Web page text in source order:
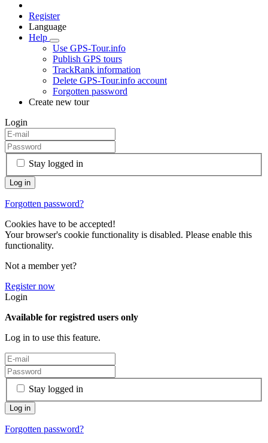
Register
Language
Help
Use GPS-Tour.info
Publish GPS tours
TrackRank information
Delete GPS-Tour.info account
Forgotten password
Create new tour
Login
Stay logged in
Forgotten password?
Cookies have to be accepted!
Your browser's cookie functionality is disabled. Please enable this
functionality.
Not a member yet?
Register now
Login
Available for registred users only
Log in to use this feature.
Stay logged in
Forgotten password?